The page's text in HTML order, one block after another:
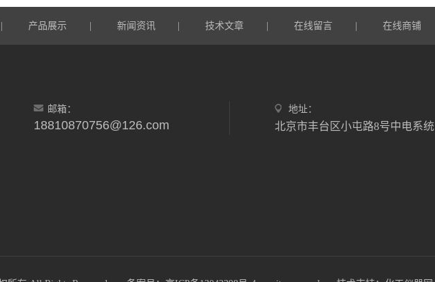
产品展示 新闻资讯 技术文章 在线留言 在线商铺
邮箱：
18810870756@126.com
地址：
北京市丰台区小屯路8号中电系统